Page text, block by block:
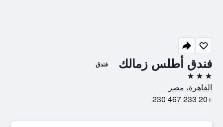
فندق أطلس زمالك فندق
3 نجوم
القاهرة، مصر
+20 233 467 230